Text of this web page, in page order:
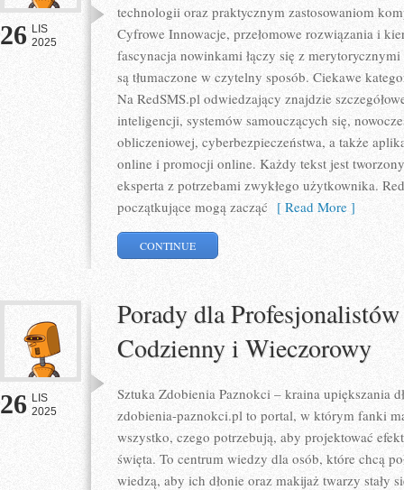
26 LIS
2025
technologii oraz praktycznym zastosowaniom
Cyfrowe Innowacje, przełomowe rozwiązania i
fascynacja nowinkami łączy się z
są tłumaczone w czytelny sposób. Ciekawe
Na RedSMS.pl odwiedzający znajdzie
inteligencji, systemów samouczących się,
obliczeniowej, cyberbezpieczeństwa, a także
online i promocji online. Każdy tekst jest
eksperta z potrzebami zwykłego użytkownika.
początkujące mogą zacząć [ Read More ]
CONTINUE
26 LIS
2025
Porady dla
Codzienny i Wieczorowy
Sztuka Zdobienia Paznokci – kraina upiększania
zdobienia-paznokci.pl to portal, w którym fanki
wszystko, czego potrzebują, aby projektować
święta. To centrum wiedzy dla osób, które chcą
wiedzą, aby ich dłonie oraz makijaż twarzy stały